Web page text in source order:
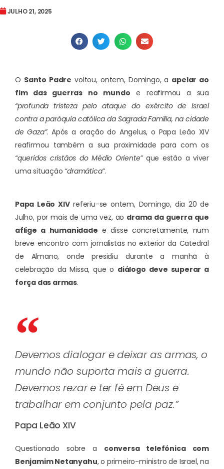
JULHO 21, 2025
O Santo Padre voltou, ontem, Domingo, a apelar ao
fim das guerras no mundo e reafirmou a sua
“profunda tristeza pelo ataque do exército de Israel
contra a paróquia católica da Sagrada Família, na cidade
de Gaza”. Após a oração do Angelus, o Papa Leão XIV
reafirmou também a sua proximidade para com os
“queridos cristãos do Médio Oriente”que estão a viver
uma situação “dramática”.
Papa Leão XIVreferiu-se ontem, Domingo, dia 20 de
Julho, por mais de uma vez, ao drama da guerra que
aflige a humanidade e disse concretamente, num
breve encontro com jornalistas no exterior da Catedral
de Almano, onde presidiu durante a manhã à
celebração da Missa, que o diálogo deve superar a
força das armas.
Devemos dialogar e deixar as armas, o
mundo não suporta mais a guerra.
Devemos rezar e ter fé em Deus e
trabalhar em conjunto pela paz.”
Papa Leão XIV
Questionado sobre a conversa telefónica com
Benjamim Netanyahu, o primeiro-ministro de Israel, na